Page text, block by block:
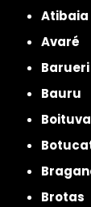
Atibaia
Avaré
Barueri
Bauru
Boituva
Brotas